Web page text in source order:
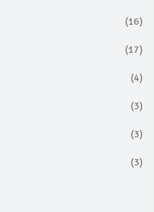
(16)
(17)
(4)
(3)
(3)
(3)